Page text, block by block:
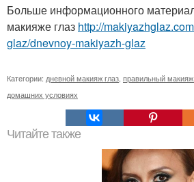
Больше информационного
макияже глаз http://
glaz/dnevnoy-makiyazh-glaz
Категории: дневной макияж глаз правильный макияж
домашних условиях
Читайте также